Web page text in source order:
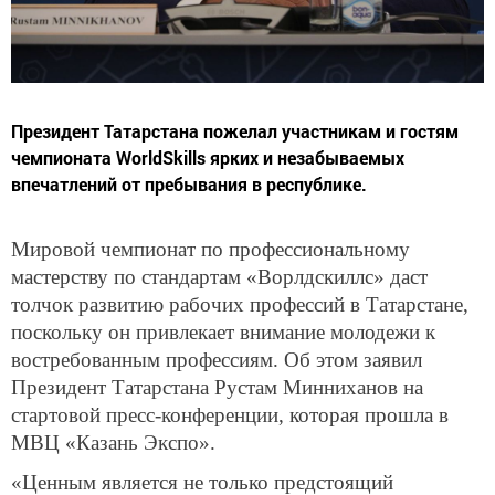
Президент Татарстана пожелал участникам и гостям
чемпионата WorldSkills ярких и незабываемых
впечатлений от пребывания в республике.
Мировой чемпионат по профессиональному
мастерству по стандартам «Ворлдскиллс» даст
толчок развитию рабочих профессий в Татарстане,
поскольку он привлекает внимание молодежи к
востребованным профессиям. Об этом заявил
Президент Татарстана Рустам Минниханов на
стартовой пресс-конференции, которая прошла в
МВЦ «Казань Экспо».
«Ценным является не только предстоящий